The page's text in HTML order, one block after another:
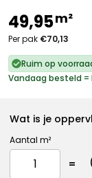
49,95m²
Per pak €70,13
Ruim op
Vandaag besteld =
Wat is je
Aantal m²